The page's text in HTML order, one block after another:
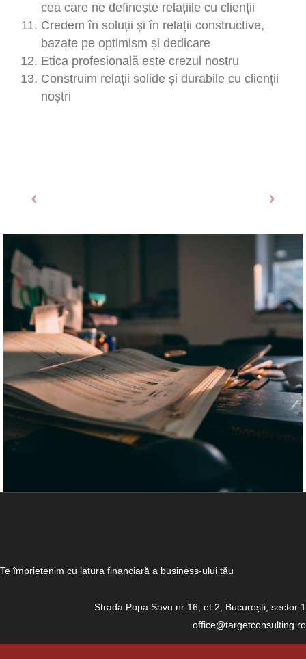
cea care ne definește relațiile cu clienții
Credem în soluții și în relații constructive,
bazate pe optimism și dedicare
Etica profesională este crezul nostru
Construim relații solide și durabile cu clienții
noștri
Te împrietenim cu latura financiară a business-ului tău
Strada Popa Savu nr 16, et 2, București, sector 1
office@targetconsulting.ro